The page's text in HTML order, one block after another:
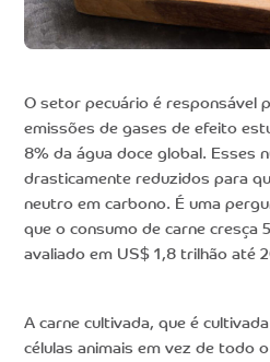
O setor pecuário é responsável
emissões de gases de efeito
8% da água doce global. Esses
drasticamente reduzidos para
neutro em carbono. É uma
que o consumo de carne cresça
avaliado em US$ 1,8 trilhão até
A carne cultivada, que é
células animais em vez de todo